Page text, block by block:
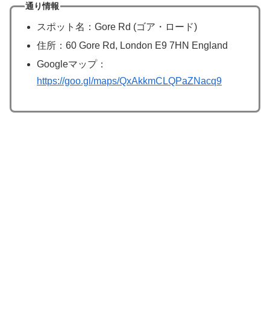
通り情報
スポット名：Gore Rd (ゴア・ロード)
住所：60 Gore Rd, London E9 7HN England
Googleマップ：
https://goo.gl/maps/QxAkkmCLQPaZNacq9